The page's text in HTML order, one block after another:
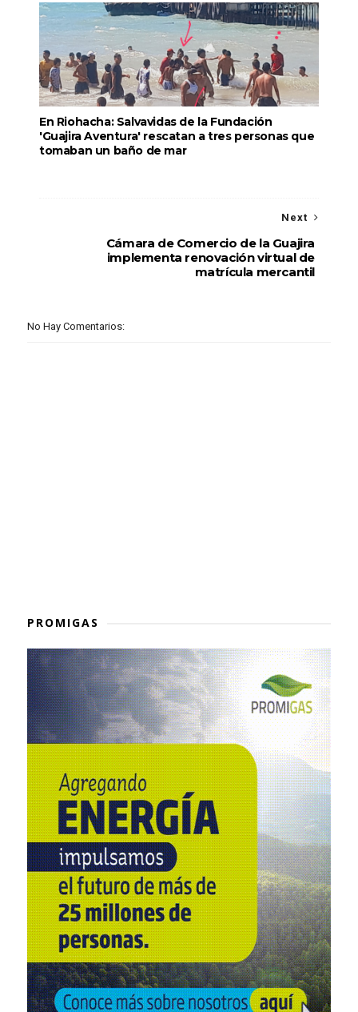
En Riohacha: Salvavidas de la Fundación
'Guajira Aventura' rescatan a tres personas que
tomaban un baño de mar
Next
Cámara de Comercio de la Guajira
implementa renovación virtual de
matrícula mercantil
No Hay Comentarios:
PROMIGAS